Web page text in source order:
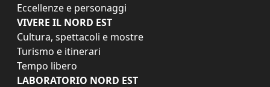
Eccellenze e personaggi
VIVERE IL NORD EST
Cultura, spettacoli e mostre
Turismo e itinerari
Tempo libero
LABORATORIO NORD EST